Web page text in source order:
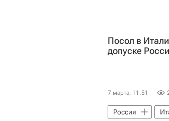
Посол в
допуске
7 марта, 11:51
Россия